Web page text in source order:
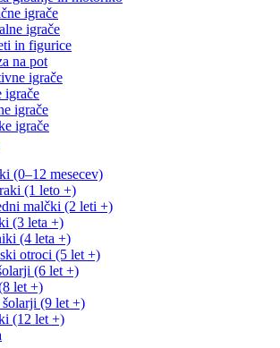
igrače
igrače
in figurice
na pot
igrače
igrače
igrače
igrače
(0–12 mesecev)
(1 leto +)
malčki (2 leti +)
(3 leta +)
(4 leta +)
otroci (5 let +)
(6 let +)
let +)
šolarji (9 let +)
(12 let +)